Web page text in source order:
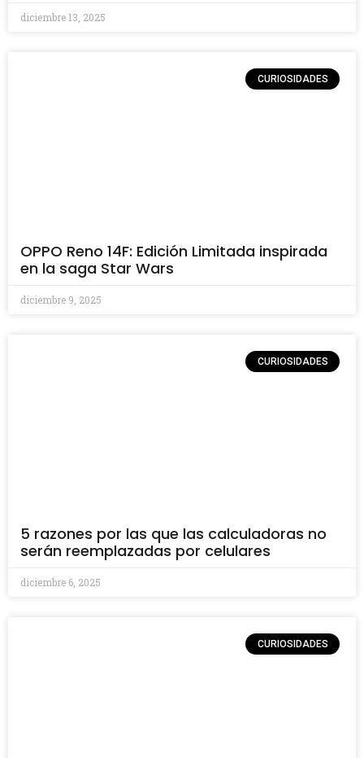
diciembre 13, 2025
CURIOSIDADES
OPPO Reno 14F: Edición Limitada inspirada
en la saga Star Wars
diciembre 9, 2025
CURIOSIDADES
5 razones por las que las calculadoras no
serán reemplazadas por celulares
diciembre 6, 2025
CURIOSIDADES